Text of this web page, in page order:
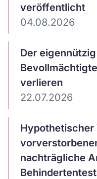
veröffentlicht
04.08.2026
Der
verlieren
22.07.2026
Artikel
ansehen
Hypothetischer
nachträgliche
Artikel
ansehen